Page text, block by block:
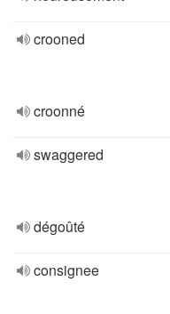
crooned
croonné
swaggered
dégoûté
consignee